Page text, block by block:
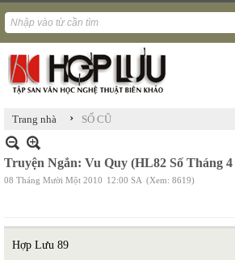
Trang nhà › SỐ CŨ
Truyện Ngắn: Vu Quy (HL82 Số Tháng
08 Tháng Mười Một 2010 12:00 SA (Xem: 8619)
Hợp Lưu 89